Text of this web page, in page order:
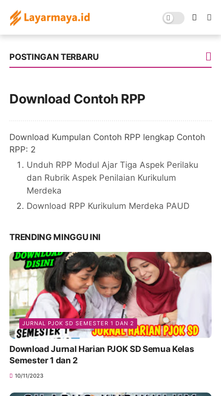
POSTINGAN TERBARU
Download Contoh RPP
Download Kumpulan Contoh RPP lengkap Contoh
RPP: 2
Unduh RPP Modul Ajar Tiga Aspek Perilaku
dan Rubrik Aspek Penilaian Kurikulum
Merdeka
Download RPP Kurikulum Merdeka PAUD
TRENDING MINGGU INI
JURNAL PJOK SD SEMESTER 1 DAN 2
Download Jurnal Harian PJOK SD Semua Kelas
Semester 1 dan 2
10/11/2023